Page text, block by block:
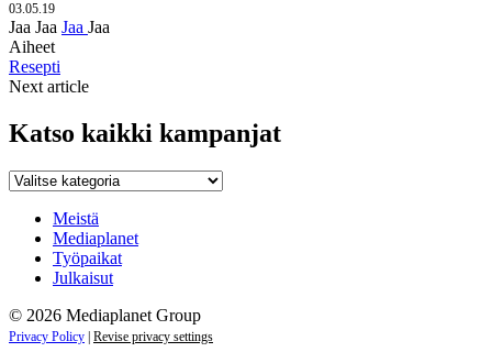
03.05.19
Jaa Jaa Jaa Jaa
Aiheet
Resepti
Next article
Katso kaikki kampanjat
Katso
kampanjat
Meistä
Mediaplanet
Työpaikat
Julkaisut
© 2026 Mediaplanet Group
Privacy Policy Revise privacy settings